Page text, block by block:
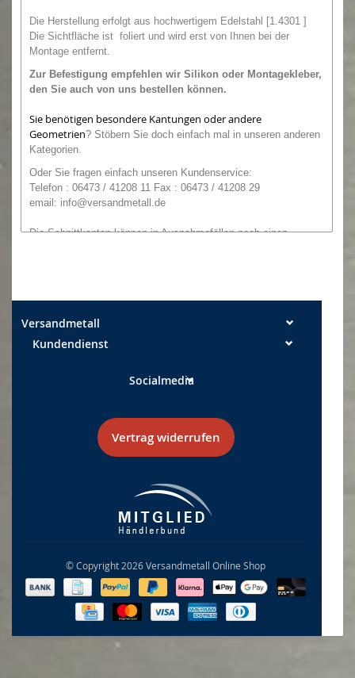
Die Herstellung erfolgt aus hochwertigem Edelstahl [1.4301 ]
Die Sichtfläche ist foliert und wird erst von Ihnen bei der
Montage entfernt.
Zur Befestigung empfehlen wir Silikon oder Montagekleber,
den Sie auch von uns bestellen können.
Sie benötigen besondere Kantungen oder andere
Geometrien? Stöbern Sie doch einfach mal in unseren anderen
Kategorien.
Oder Sie fragen einfach unseren Kundenservice:
Telefon : 06473 / 41208 11 Fax : 06473 / 41208 29
email: info@versandmetall.de
Die Schnittkanten können in Ausnahmefällen noch einen
Versandmetall
Kundendienst
Socialmedia
Vertrag widerrufen
© Copyright 2026 Versandmetall Online Shop